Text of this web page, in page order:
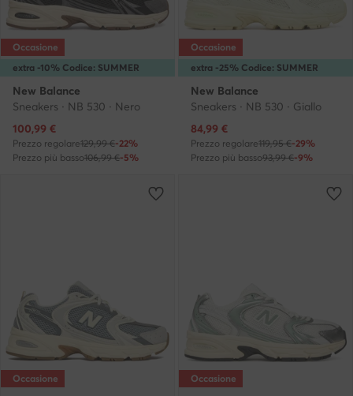
extra -10% Codice: SUMMER
Occasione
New Balance
Sneakers · NB 530 · Nero
Prezzo attuale
100,99 €
Prezzo regolare129,99 €-22%
Prezzo più basso106,99 €-5%
extra -25% Codice: SUMMER
Occasione
New Balance
Sneakers · NB 530 · Giallo
Prezzo attuale
84,99 €
Prezzo regolare119,95 €-29%
Prezzo più basso93,99 €-9%
Occasione Occasione